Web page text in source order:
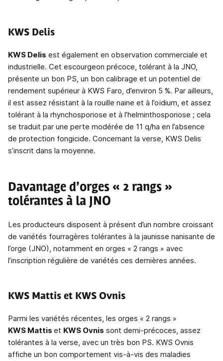
KWS Delis
KWS Delis est également en observation commerciale et
industrielle. Cet escourgeon précoce, tolérant à la JNO,
présente un bon PS, un bon calibrage et un potentiel de
rendement supérieur à KWS Faro, d’environ 5 %. Par ailleurs,
il est assez résistant à la rouille naine et à l’oïdium, et assez
tolérant à la rhynchosporiose et à l’helminthosporiose ; cela
se traduit par une perte modérée de 11 q/ha en l’absence
de protection fongicide. Concernant la verse, KWS Delis
s’inscrit dans la moyenne.
Davantage d’orges « 2 rangs »
tolérantes à la JNO
Les producteurs disposent à présent d’un nombre croissant
de variétés fourragères tolérantes à la jaunisse nanisante de
l’orge (JNO), notamment en orges « 2 rangs » avec
l’inscription régulière de variétés ces dernières années.
KWS Mattis et KWS Ovnis
Parmi les variétés récentes, les orges « 2 rangs »
KWS Mattis et KWS Ovnis sont demi-précoces, assez
tolérantes à la verse, avec un très bon PS. KWS Ovnis
affiche un bon comportement vis-à-vis des maladies